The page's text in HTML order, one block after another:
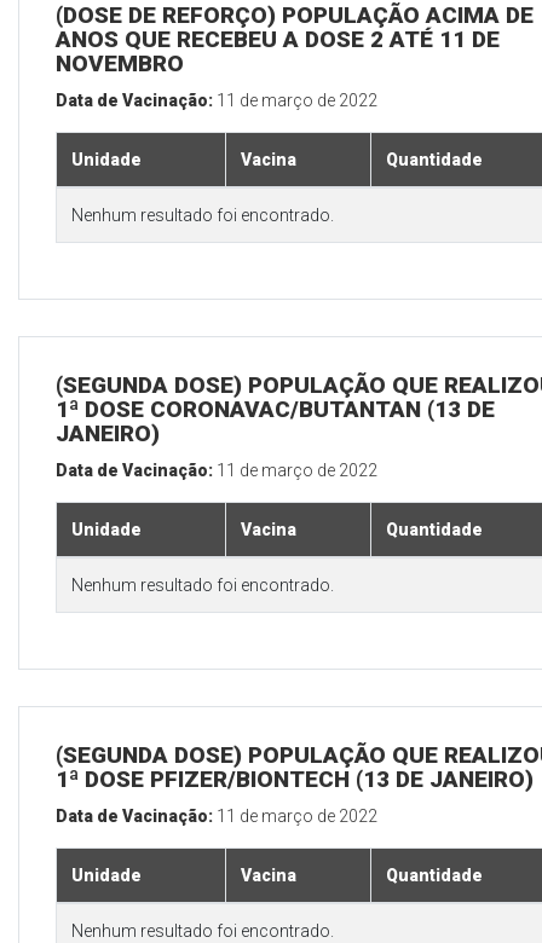
(DOSE DE REFORÇO) POPULAÇÃO ACIMA DE
ANOS QUE RECEBEU A DOSE 2 ATÉ 11 DE
NOVEMBRO
Data de Vacinação: 11 de março de 2022
Unidade Vacina Quantidade
Nenhum resultado foi encontrado.
(SEGUNDA DOSE) POPULAÇÃO QUE
1ª DOSE CORONAVAC/BUTANTAN (13 DE
JANEIRO)
Data de Vacinação: 11 de março de 2022
Unidade Vacina Quantidade
Nenhum resultado foi encontrado.
(SEGUNDA DOSE) POPULAÇÃO QUE
1ª DOSE PFIZER/BIONTECH (13 DE JANEIRO)
Data de Vacinação: 11 de março de 2022
Unidade Vacina Quantidade
Nenhum resultado foi encontrado.